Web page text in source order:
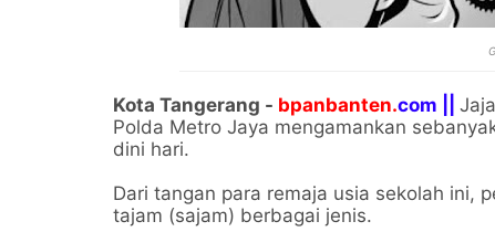
Kota Tangerang - bpanbanten.com ||
Polda Metro Jaya mengamankan
dini hari.
Dari tangan para remaja usia sekolah ini,
tajam (sajam) berbagai jenis.